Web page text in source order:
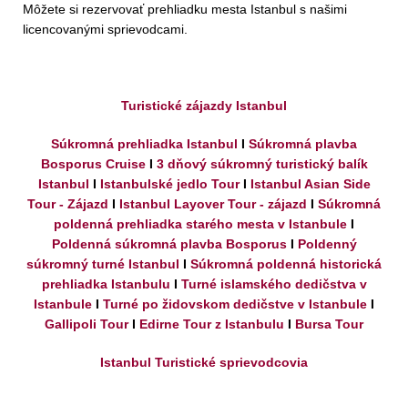
Môžete si rezervovať prehliadku mesta Istanbul s našimi
licencovanými sprievodcami.
Turistické zájazdy Istanbul
Súkromná prehliadka Istanbul I Súkromná plavba
Bosporus CruiseI 3 dňový súkromný turistický balík
Istanbul I Istanbulské jedlo TourI Istanbul Asian Side
Tour - Zájazd I Istanbul Layover Tour - zájazd I Súkromná
poldenná prehliadka starého mesta v Istanbule I
Poldenná súkromná plavba BosporusI Poldenný
súkromný turné Istanbul I Súkromná poldenná historická
prehliadka Istanbulu I Turné islamského dedičstva v
Istanbule I Turné po židovskom dedičstve v Istanbule I
Gallipoli TourI Edirne Tour z Istanbulu I Bursa Tour
Istanbul Turistické sprievodcovia